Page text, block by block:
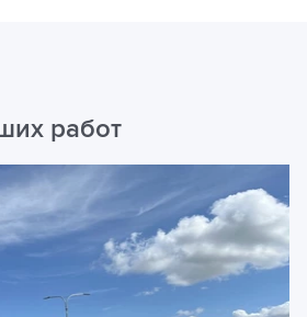
работ